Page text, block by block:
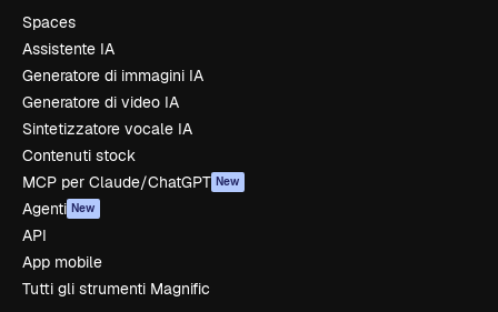
Spaces
Assistente IA
Generatore di immagini IA
Generatore di video IA
Sintetizzatore vocale IA
Contenuti stock
MCP per Claude/ChatGPT New
Agenti New
API
App mobile
Tutti gli strumenti Magnific